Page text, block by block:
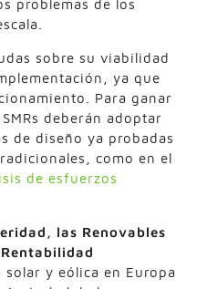
problemas de los
sobre su viabilidad
ya que
Para ganar
deberán adoptar
de diseño ya probadas
como en el
de esfuerzos
las Renovables
y eólica en Europa